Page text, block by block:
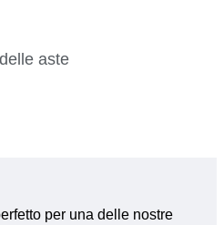
aste
per una delle nostre